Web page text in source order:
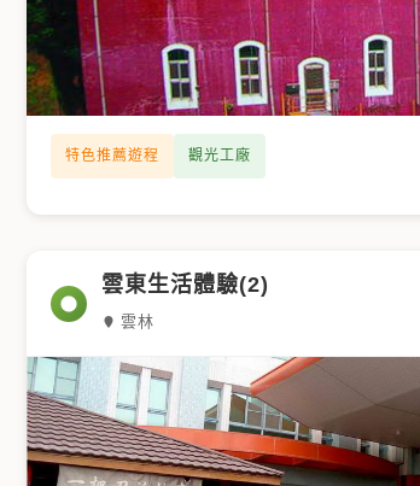
特色推薦遊程 觀光工廠
雲東生活體驗(2)
雲林